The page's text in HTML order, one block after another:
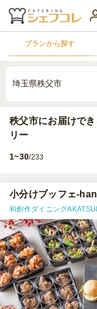
プランから探す
埼玉県秩父市
秩父市にお届けで
リー
1~30/233
小分けブッフェ-
和創作ダイニング